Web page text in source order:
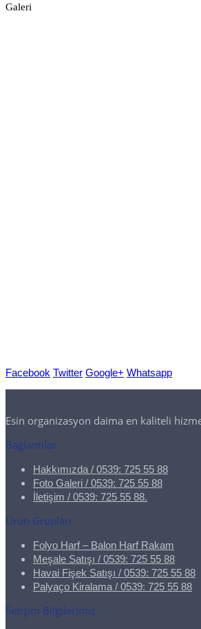
Galeri
Facebook Twitter Google+ Whatsapp
Esin organizasyon daima en kaliteli
Bağlantılar
Hakkımızda / 0539: 725 55 88
Foto Galeri / 0539: 725 55 88
İletişim / 0539: 725 55 88.
Ürün Grupları
Folyo Harf – Balon Harf Rakam
Meşale Satışı / 0539: 725 55 88
Havai Fişek Satışı / 0539: 725 55 88
Palyaço Kiralama / 0539: 725 55 88
İletişim Bilgilerimiz